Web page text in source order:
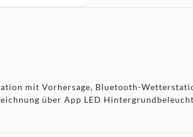
mit Vorhersage, Bluetooth-
über App LED